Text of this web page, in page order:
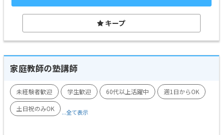
キープ
家庭教師の塾講師
未経験者歓迎 学生歓迎 60代以上活躍中
週1日からOK
土日祝のみOK
...全て表示